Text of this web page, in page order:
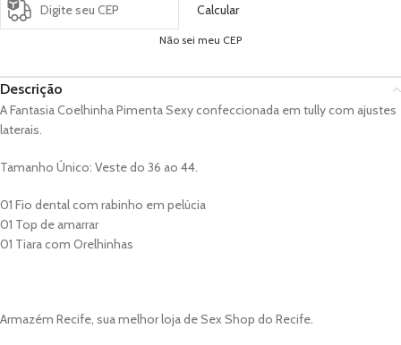
Calcular
Não sei meu CEP
Descrição
A Fantasia Coelhinha Pimenta Sexy confeccionada em tully com ajustes
laterais.
Tamanho Único: Veste do 36 ao 44.
01 Fio dental com rabinho em pelúcia
01 Top de amarrar
01 Tiara com Orelhinhas
Armazém Recife, sua melhor loja de Sex Shop do Recife.